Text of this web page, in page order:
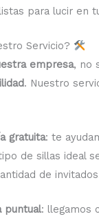
para lucir en
Servicio?
empresa, no
. Nuestro
gratuita: te
de sillas ideal
de
puntual: llegamos